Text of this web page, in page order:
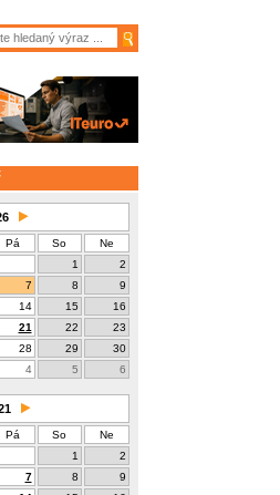
Pá So
Ne
1
2
7 8
9
14 15
16
21 22
23
28 29
30
4 5 6
Pá So
Ne
1
2
7 8
9